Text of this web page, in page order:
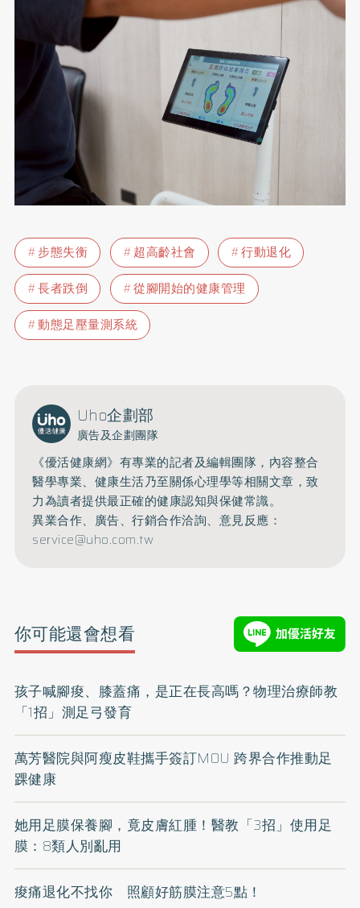
步態失衡 超高齡社會
行動退化
長者跌倒
從腳開始的健康管理
動態足壓量測系統
Uho企劃部
廣告及企劃團隊
《優活健康網》有專業的記者及編輯團隊，內容整合
醫學專業、健康生活乃至關係心理學等相關文章，致
力為讀者提供最正確的健康認知與保健常識。
異業合作、廣告、行銷合作洽詢、意見反應：
service@uho.com.tw
你可能還會想看
孩子喊腳痠、膝蓋痛，是正在長高嗎？物理治療師教
「1招」測足弓發育
萬芳醫院與阿瘦皮鞋攜手簽訂MOU 跨界合作推動足
踝健康
她用足膜保養腳，竟皮膚紅腫！醫教「3招」使用足
膜：8類人別亂用
痠痛退化不找你 照顧好筋膜注意5點！